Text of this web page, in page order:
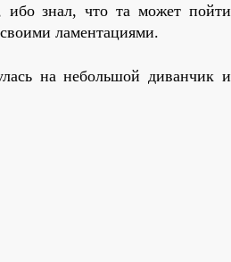
ибо знал, что та может пойти
ламентациями.
на небольшой диванчик и